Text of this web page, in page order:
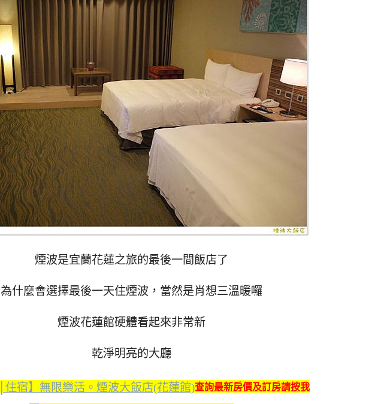
煙波是宜蘭花蓮之旅的最後一間飯店了
為什麼會選擇最後一天住煙波，當然是肖想三溫暖囉
煙波花蓮館硬體看起來非常新
乾淨明亮的大廳
查詢最新房價及訂房請按我